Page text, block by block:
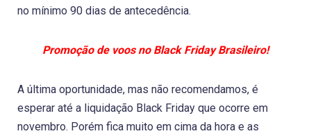
no mínimo 90 dias de antecedência.
Promoção de voos no Black Friday Brasileiro!
A última oportunidade, mas não recomendamos, é
esperar até a liquidação Black Friday que ocorre em
novembro. Porém fica muito em cima da hora e as